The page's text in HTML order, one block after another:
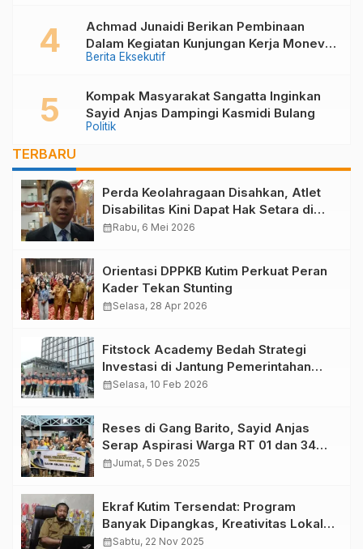
Berita Eksekutif
Achmad Junaidi Berikan Pembinaan
Dalam Kegiatan Kunjungan Kerja Monev
PKB, Kader KKB dan PPKD di Muara
Politik
Kompak Masyarakat Sangatta Inginkan
Sayid Anjas Dampingi Kasmidi Bulang
TERBARU
Perda Keolahragaan Disahkan, Atlet
Disabilitas Kini Dapat Hak Setara di
Kutim
calendar_monthRabu, 6 Mei 2026
Orientasi DPPKB Kutim Perkuat Peran
Kader Tekan Stunting
calendar_monthSelasa, 28 Apr 2026
Fitstock Academy Bedah Strategi
Investasi di Jantung Pemerintahan
Baru: Mengupas Prospek Saham dari
calendar_monthSelasa, 10 Feb 2026
Reses di Gang Barito, Sayid Anjas
Serap Aspirasi Warga RT 01 dan 34
Teluk Lingga
calendar_monthJumat, 5 Des 2025
Ekraf Kutim Tersendat: Program
Banyak Dipangkas, Kreativitas Lokal
Terancam Melambat
calendar_monthSabtu, 22 Nov 2025